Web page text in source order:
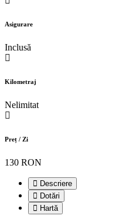
Asigurare
Inclusă
Kilometraj
Nelimitat
Preț / Zi
130 RON
Descriere
Dotări
Hartă